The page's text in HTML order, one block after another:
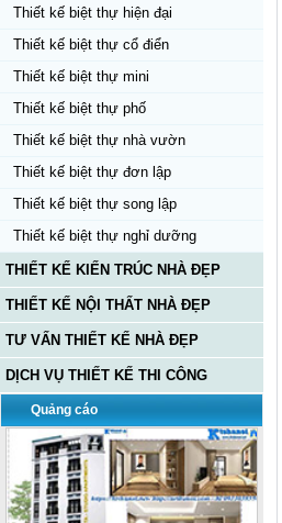
Thiết kế biệt thự hiện đại
Thiết kế biệt thự cổ điển
Thiết kế biệt thự mini
Thiết kế biệt thự phố
Thiết kế biệt thự nhà vườn
Thiết kế biệt thự đơn lập
Thiết kế biệt thự song lập
Thiết kế biệt thự nghỉ dưỡng
THIẾT KẾ KIẾN TRÚC NHÀ ĐẸP
THIẾT KẾ NỘI THẤT NHÀ ĐẸP
TƯ VẤN THIẾT KẾ NHÀ ĐẸP
DỊCH VỤ THIẾT KẾ THI CÔNG
Quảng cáo